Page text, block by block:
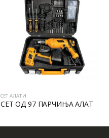
СЕТ АЛАТИ
СЕТ ОД 97 ПАРЧИЊА АЛАТ